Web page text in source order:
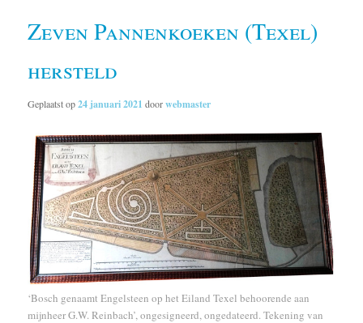
Zeven Pannenkoeken (Texel)
hersteld
Geplaatst op24 januari 2021 doorwebmaster
‘Bosch genaamt Engelsteen op het Eiland Texel behoorende aan
mijnheer G.W. Reinbach’, ongesigneerd, ongedateerd. Tekening van